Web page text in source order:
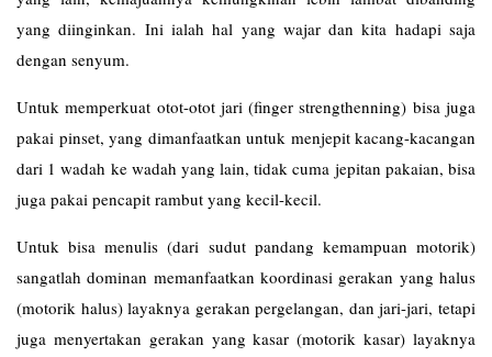
yang diinginkan. Ini ialah hal yang wajar dan kita hadapi saja
dengan senyum.
Untuk memperkuat otot-otot jari (finger strengthenning) bisa juga
pakai pinset, yang dimanfaatkan untuk menjepit kacang-kacangan
dari 1 wadah ke wadah yang lain, tidak cuma jepitan pakaian, bisa
juga pakai pencapit rambut yang kecil-kecil.
Untuk bisa menulis (dari sudut pandang kemampuan motorik)
sangatlah dominan memanfaatkan koordinasi gerakan yang halus
(motorik halus) layaknya gerakan pergelangan, dan jari-jari, tetapi
juga menyertakan gerakan yang kasar (motorik kasar) layaknya